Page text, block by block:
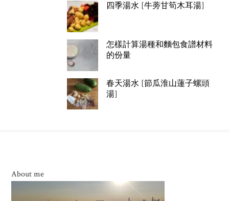
四季湯水 [牛蒡甘筍木耳湯]
怎樣計算湯種和麵包食譜材料
的份量
春天湯水 [節瓜淮山蓮子螺頭
湯]
About me